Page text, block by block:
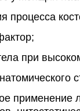
процесса
при
применение